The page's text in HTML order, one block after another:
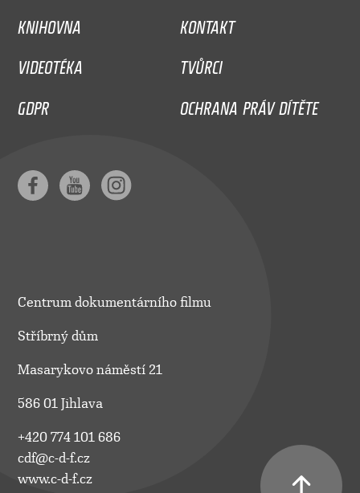
KNIHOVNA
KONTAKT
VIDEOTÉKA
TVŮRCI
GDPR
OCHRANA PRÁV DÍTĚTE
Centrum dokumentárního filmu
Stříbrný dům
Masarykovo náměstí 21
586 01 Jihlava
+420 774 101 686
cdf@c-d-f.cz
www.c-d-f.cz